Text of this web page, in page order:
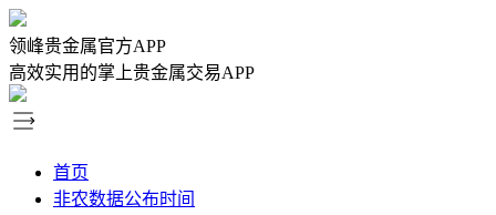
领峰贵金属官方APP
高效实用的掌上贵金属交易APP
首页
非农数据公布时间